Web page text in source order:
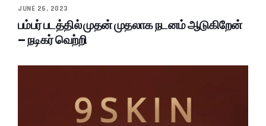
JUNE 26, 2023
பம்பர் படத்தில் முதன் முதலாக நடனம் ஆடுகிறேன்
– நடிகர் வெற்றி